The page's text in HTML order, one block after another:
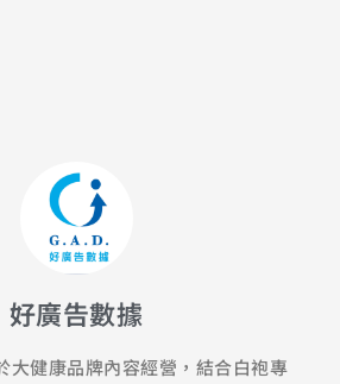
好廣告數據
大健康品牌內容經營，結合白袍專